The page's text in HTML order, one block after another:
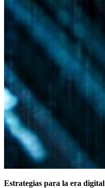
Estrategias para la era digital